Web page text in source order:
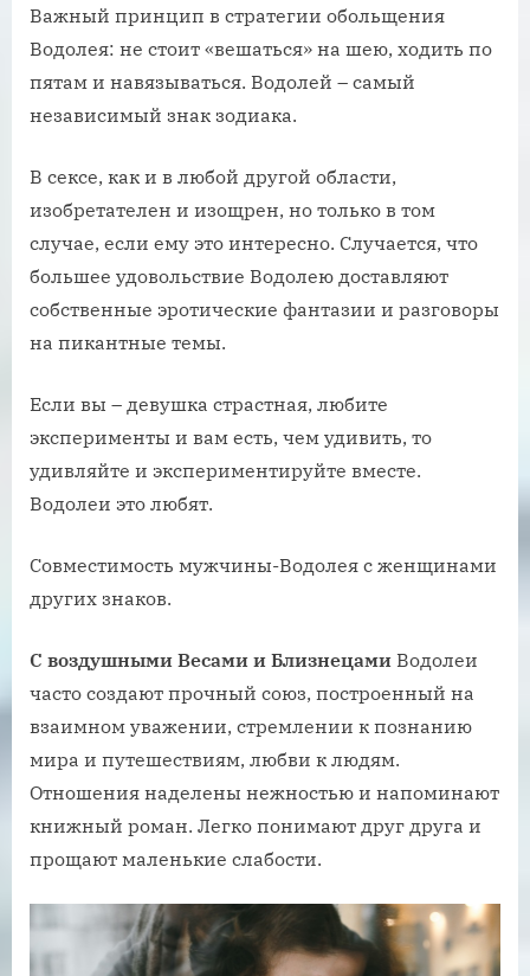
Важный принцип в стратегии обольщения
Водолея: не стоит «вешаться» на шею, ходить по
пятам и навязываться. Водолей – самый
независимый знак зодиака.
В сексе, как и в любой другой области,
изобретателен и изощрен, но только в том
случае, если ему это интересно. Случается, что
большее удовольствие Водолею доставляют
собственные эротические фантазии и разговоры
на пикантные темы.
Если вы – девушка страстная, любите
эксперименты и вам есть, чем удивить, то
удивляйте и экспериментируйте вместе.
Водолеи это любят.
Совместимость мужчины-Водолея с женщинами
других знаков.
С воздушными Весами и Близнецами Водолеи
часто создают прочный союз, построенный на
взаимном уважении, стремлении к познанию
мира и путешествиям, любви к людям.
Отношения наделены нежностью и напоминают
книжный роман. Легко понимают друг друга и
прощают маленькие слабости.